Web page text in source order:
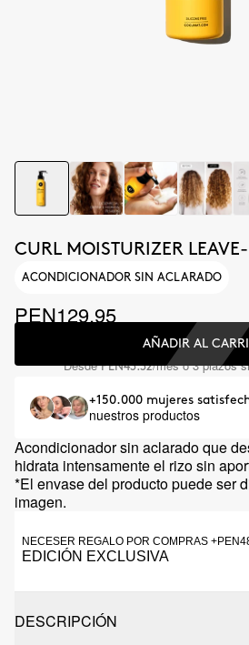
CURL MOISTURIZER
ACONDICIONADOR SIN ACLARADO
PEN129.95
AÑADIR AL
DesdePEN43.32/mes o 3 plazos
+150.000 mujeres
nuestros productos
Acondicionador sin aclarado que
hidrata intensamente el rizo sin
*El envase del producto puede ser
imagen.
NECESER REGALO POR COMPRAS
EDICIÓN EXCLUSIVA
DESCRIPCIÓN